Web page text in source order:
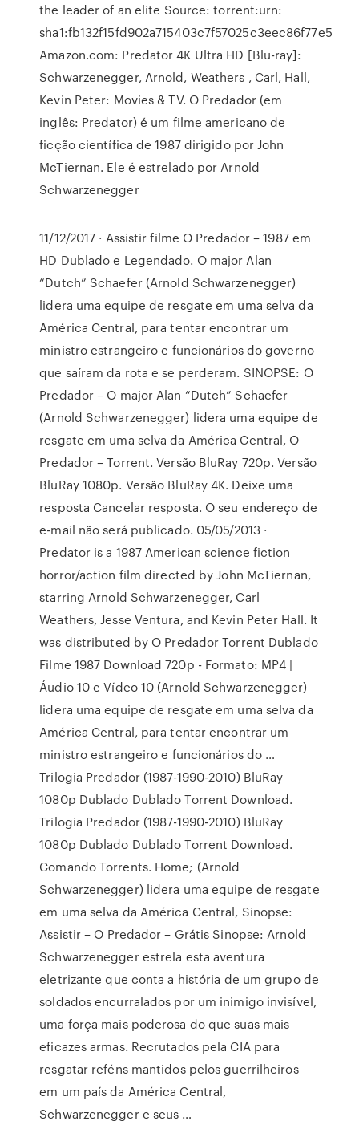
the leader of an elite Source: torrent:urn:
sha1:fb132f15fd902a715403c7f57025c3eec86f77e5
Amazon.com: Predator 4K Ultra HD [Blu-ray]:
Schwarzenegger, Arnold, Weathers , Carl, Hall,
Kevin Peter: Movies & TV. O Predador (em
inglês: Predator) é um filme americano de
ficção científica de 1987 dirigido por John
McTiernan. Ele é estrelado por Arnold
Schwarzenegger
11/12/2017 · Assistir filme O Predador – 1987 em
HD Dublado e Legendado. O major Alan
“Dutch” Schaefer (Arnold Schwarzenegger)
lidera uma equipe de resgate em uma selva da
América Central, para tentar encontrar um
ministro estrangeiro e funcionários do governo
que saíram da rota e se perderam. SINOPSE: O
Predador – O major Alan “Dutch” Schaefer
(Arnold Schwarzenegger) lidera uma equipe de
resgate em uma selva da América Central, O
Predador – Torrent. Versão BluRay 720p. Versão
BluRay 1080p. Versão BluRay 4K. Deixe uma
resposta Cancelar resposta. O seu endereço de
e-mail não será publicado. 05/05/2013 ·
Predator is a 1987 American science fiction
horror/action film directed by John McTiernan,
starring Arnold Schwarzenegger, Carl
Weathers, Jesse Ventura, and Kevin Peter Hall. It
was distributed by O Predador Torrent Dublado
Filme 1987 Download 720p - Formato: MP4 |
Áudio 10 e Vídeo 10 (Arnold Schwarzenegger)
lidera uma equipe de resgate em uma selva da
América Central, para tentar encontrar um
ministro estrangeiro e funcionários do …
Trilogia Predador (1987-1990-2010) BluRay
1080p Dublado Dublado Torrent Download.
Trilogia Predador (1987-1990-2010) BluRay
1080p Dublado Dublado Torrent Download.
Comando Torrents. Home; (Arnold
Schwarzenegger) lidera uma equipe de resgate
em uma selva da América Central, Sinopse:
Assistir – O Predador – Grátis Sinopse: Arnold
Schwarzenegger estrela esta aventura
eletrizante que conta a história de um grupo de
soldados encurralados por um inimigo invisível,
uma força mais poderosa do que suas mais
eficazes armas. Recrutados pela CIA para
resgatar reféns mantidos pelos guerrilheiros
em um país da América Central,
Schwarzenegger e seus …